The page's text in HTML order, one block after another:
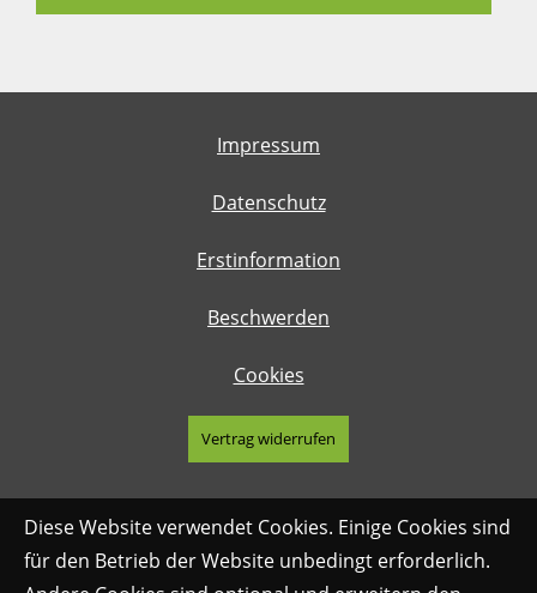
Impressum
Datenschutz
Erstinformation
Beschwerden
Cookies
Vertrag widerrufen
Diese Website verwendet Cookies. Einige Cookies sind
für den Betrieb der Website unbedingt erforderlich.